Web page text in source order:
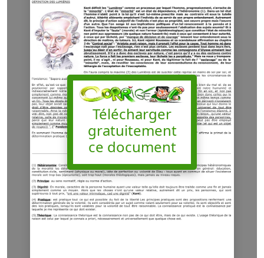
Télécharger
gratuitement
ce document